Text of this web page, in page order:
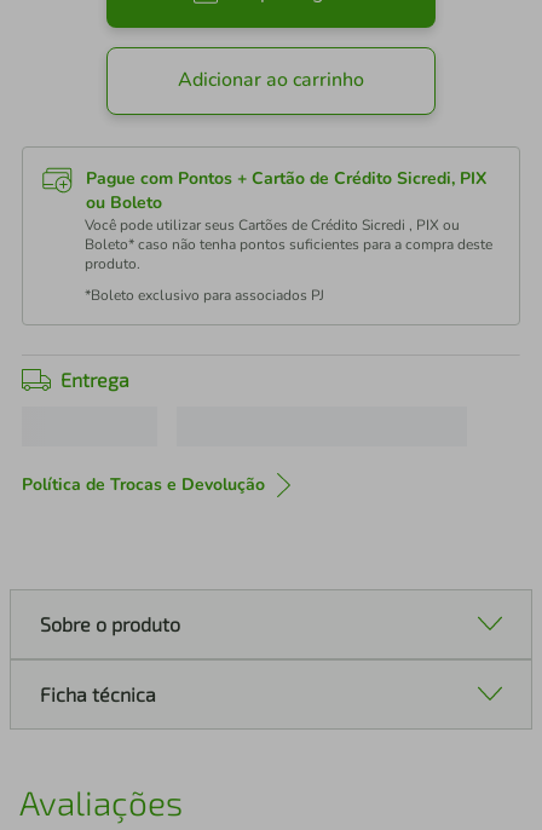
Adicionar ao carrinho
Pague com Pontos + Cartão de Crédito Sicredi, PIX
ou Boleto
Você pode utilizar seus Cartões de Crédito Sicredi , PIX ou
Boleto* caso não tenha pontos suficientes para a compra deste
produto.
*Boleto exclusivo para associados PJ
Entrega
Política de Trocas e Devolução
Sobre o produto
Ficha técnica
Avaliações